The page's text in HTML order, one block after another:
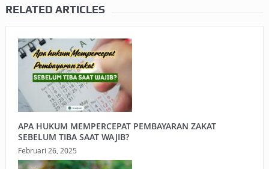
RELATED ARTICLES
APA HUKUM MEMPERCEPAT PEMBAYARAN ZAKAT
SEBELUM TIBA SAAT WAJIB?
Februari 26, 2025